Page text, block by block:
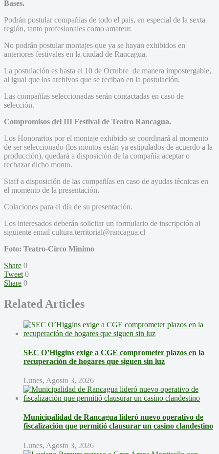
Bases.
Podrán postular compañías de todo el país, en especial de la sexta
región, tanto profesionales como amateur.
No podrán postular montajes que ya se hayan exhibidos en
anteriores festivales en la ciudad de Rancagua.
La postulación es hasta el 10 de Octubre de manera impostergable,
al igual que los archivos que se reciban en la postulación.
Las compañías seleccionadas serán contactadas en caso de
selección.
Compromisos del III Festival de Teatro Rancagua.
Los Honorarios por el montaje exhibido se coordinará al momento
de ser seleccionado (los montos están ya estipulados de acuerdo a la
producción), quedará a disposición de la compañía aceptar o
rechazar dicho monto.
Staff a disposición de las compañías en caso de ayudas técnicas en
el momento de la presentación.
Colaciones para el día de su presentación.
Los interesados deberán solicitar un formulario de inscripción al
siguiente email cultura.territorial@rancagua.cl
Foto: Teatro-Circo Minimo
Share 0
Tweet 0
Share 0
Related Articles
SEC O’Higgins exige a CGE comprometer plazos en la
recuperación de hogares que siguen sin luz
Lunes, Agosto 3, 2026
Municipalidad de Rancagua lideró nuevo operativo de
fiscalización que permitió clausurar un casino clandestino
Lunes, Agosto 3, 2026